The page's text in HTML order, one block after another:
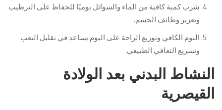
شرب كمية كافية من الماء والسوائل يوميًا للحفاظ على الترطيب
وتعزيز وظائف الجسم.
النوم الكافي وتوزيع الراحة على اليوم يساعد في تقليل التعب
وتسريع التعافي الطبيعي.
النشاط البدني بعد الولادة
القيصرية